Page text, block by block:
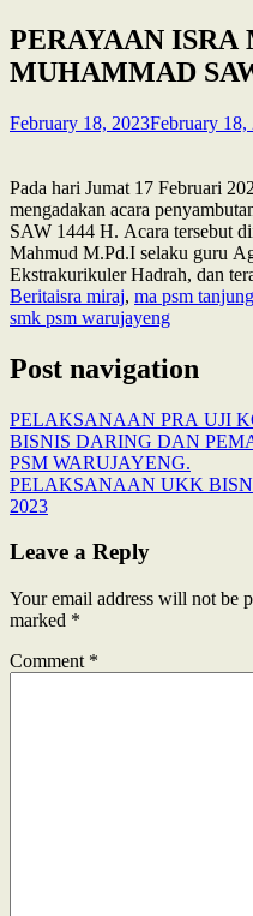
PERAYAAN
MUHAMMAD
February 18, 2023February 18,
Pada hari Jumat 17 Februari
mengadakan acara
SAW 1444 H. Acara tersebut
Mahmud M.Pd.I selaku guru
Ekstrakurikuler Hadrah, dan
Beritaisra miraj, ma psm
smk psm warujayeng
Post navigation
PELAKSANAAN PRA UJI
BISNIS DARING DAN
PSM WARUJAYENG.
PELAKSANAAN UKK
2023
Leave a Reply
Your email address will not be
marked *
Comment *